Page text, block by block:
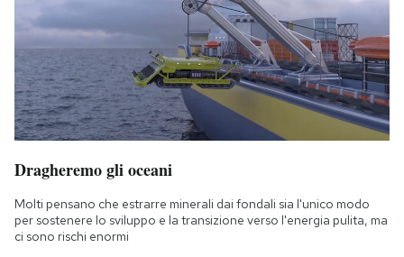
Dragheremo gli oceani
Molti pensano che estrarre minerali dai fondali sia l'unico modo
per sostenere lo sviluppo e la transizione verso l'energia pulita, ma
ci sono rischi enormi